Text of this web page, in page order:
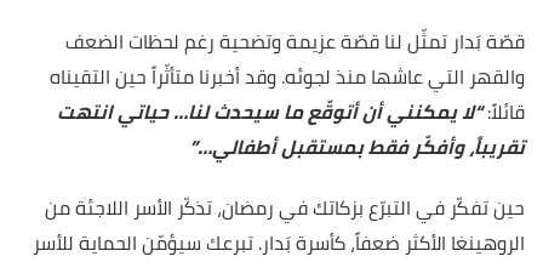
قصّة بَدار تمثّل لنا قصّة عزيمة وتضحية رغم لحظات الضعف
والقهر التي عاشها منذ لجوئه. وقد أخبرنا متأثّراً حين التقيناه
قائلاً:“لا يمكنني أن أتوقّع ما سيحدث لنا… حياتي انتهت
تقريباً، وأفكّر فقط بمستقبل أطفالي…”
حين تفكّر في التبرّع بزكاتك في رمضان، تذكّر الأسر اللاجئة من
الروهينغا الأكثر ضعفاً، كأسرة بَدار. تبرعك سيؤمّن الحماية للأسر